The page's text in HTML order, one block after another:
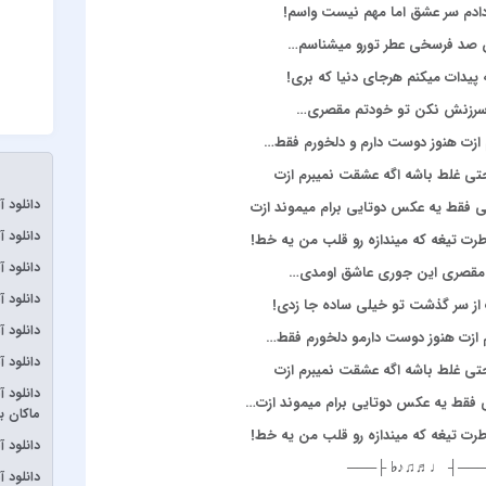
سر عشق اما مهم نیست واسم!
صد فرسخی عطر تورو میشناسم…
میکنم هرجای دنیا که بری!
نکن تو خودتم مقصری…
هنوز دوست دارم و دلخورم فقط…
غلط باشه اگه عشقت نمیبرم ازت
فقط یه عکس دوتایی برام میموند ازت
تیغه که میندازه رو قلب من یه خط!
مقصری این جوری عاشق اومدی…
سر گذشت تو خیلی ساده جا زدی!
هنوز دوست دارمو دلخورم فقط…
غلط باشه اگه عشقت نمیبرم ازت
یه عکس دوتایی برام میموند ازت…
تیغه که میندازه رو قلب من یه خط!
───┤ ♩♬♫♪♭ ├───
آرتا و
آرتا
آرش AP
آرش
آرمین
آرون
آصف
ماکان